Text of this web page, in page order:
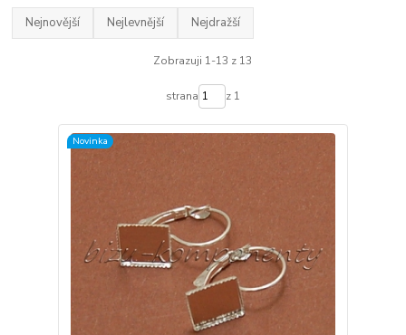
Nejnovější Nejlevnější Nejdražší
Zobrazuji 1-13 z 13
strana z 1
Novinka